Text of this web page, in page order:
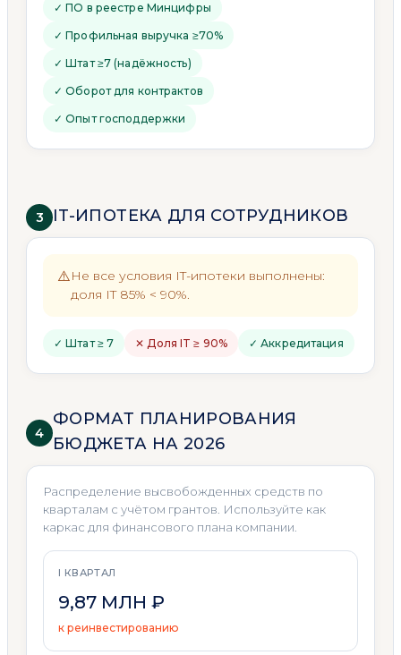
✓ ПО в реестре Минцифры
✓ Профильная выручка ≥70%
✓ Штат ≥7 (надёжность)
✓ Оборот для контрактов
✓ Опыт господдержки
3 IT-ИПОТЕКА ДЛЯ СОТРУДНИКОВ
⚠️Не все условия IT-ипотеки выполнены:
доля IT 85% < 90%.
✓ Штат ≥ 7 ✕ Доля IT ≥ 90% ✓ Аккредитация
4
ФОРМАТ ПЛАНИРОВАНИЯ
БЮДЖЕТА НА 2026
Распределение высвобожденных средств по
кварталам с учётом грантов. Используйте как
каркас для финансового плана компании.
I КВАРТАЛ
9,87 МЛН ₽
к реинвестированию